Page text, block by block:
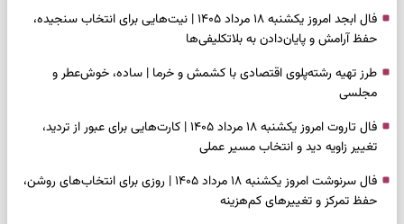
فال ابجد امروز یکشنبه ۱۸ مرداد ۱۴۰۵ | نیت‌هایی برای انتخاب سنجیده،
حفظ آرامش و پایان‌دادن به بلاتکلیفی‌ها
طرز تهیه رشته‌پلوی اقتصادی با کشمش و خرما | ساده، خوش‌عطر و
مجلسی
فال تاروت امروز یکشنبه ۱۸ مرداد ۱۴۰۵ | کارت‌هایی برای عبور از تردید،
تغییر زاویه دید و انتخاب مسیر عملی
فال سرنوشت امروز یکشنبه ۱۸ مرداد ۱۴۰۵ | روزی برای انتخاب‌های روشن،
حفظ تمرکز و تغییرهای کم‌هزینه